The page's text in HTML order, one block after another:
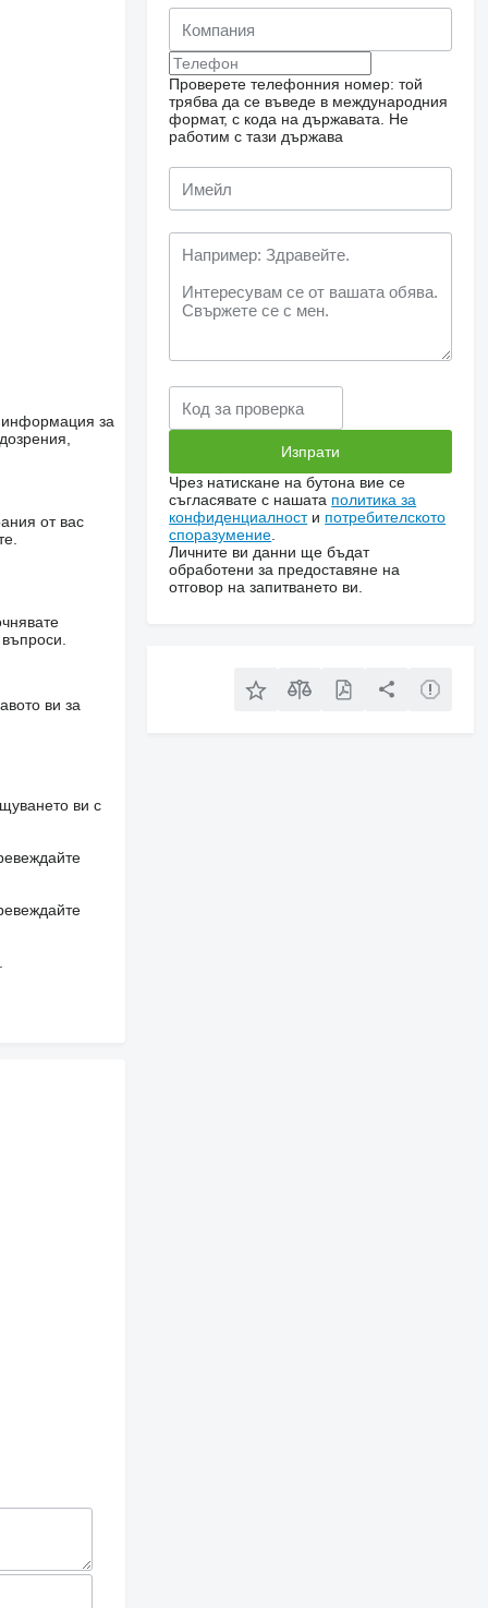
информация за
от вас
ви за
ви с
Проверете телефонния номер: той
трябва да се въведе в международния
формат, с кода на държавата.
Не
работим с тази държава
Чрез натискане на бутона вие се
съгласявате с нашата политика за
конфиденциалности потребителското
споразумение
Личните ви данни ще бъдат
обработени за предоставяне на
отговор на запитването ви.